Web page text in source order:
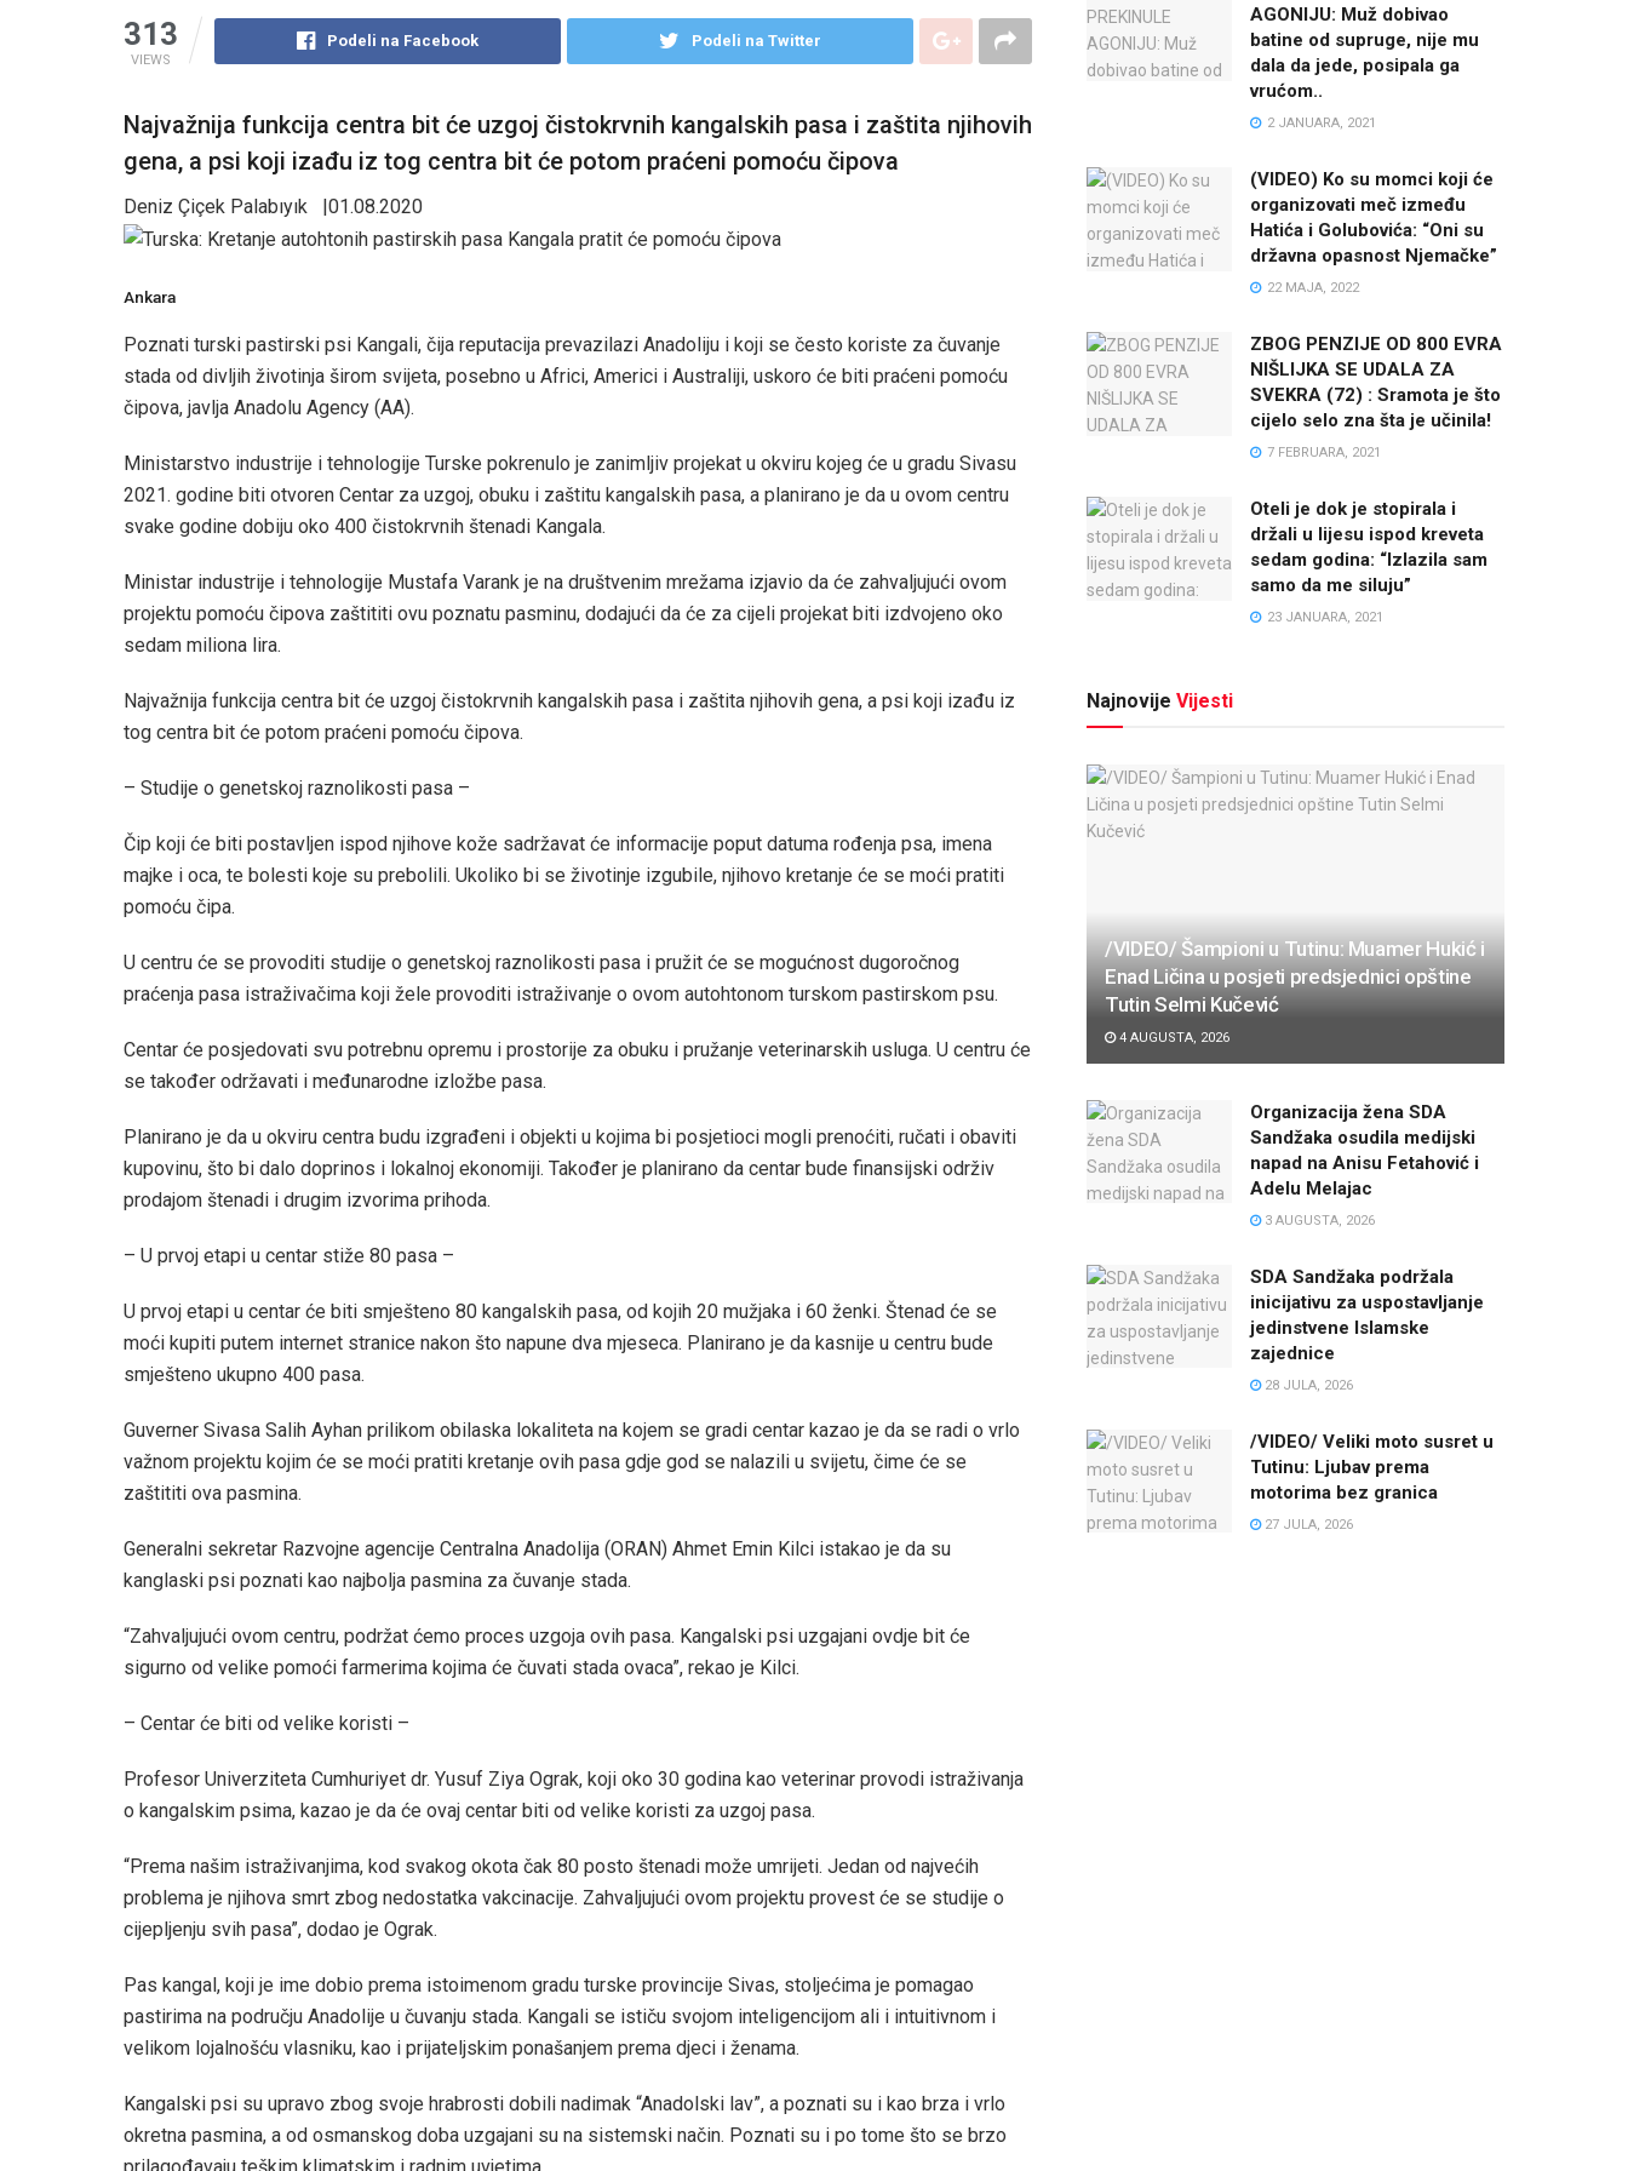
313
VIEWS
Podeli na Facebook Podeli na Twitter
Najvažnija funkcija centra bit će uzgoj čistokrvnih kangalskih pasa i zaštita njihovih
gena, a psi koji izađu iz tog centra bit će potom praćeni pomoću čipova
Deniz Çiçek Palabıyık |01.08.2020
Ankara
Poznati turski pastirski psi Kangali, čija reputacija prevazilazi Anadoliju i koji se često koriste za čuvanje
stada od divljih životinja širom svijeta, posebno u Africi, Americi i Australiji, uskoro će biti praćeni pomoću
čipova, javlja Anadolu Agency (AA).
Ministarstvo industrije i tehnologije Turske pokrenulo je zanimljiv projekat u okviru kojeg će u gradu Sivasu
2021. godine biti otvoren Centar za uzgoj, obuku i zaštitu kangalskih pasa, a planirano je da u ovom centru
svake godine dobiju oko 400 čistokrvnih štenadi Kangala.
Ministar industrije i tehnologije Mustafa Varank je na društvenim mrežama izjavio da će zahvaljujući ovom
projektu pomoću čipova zaštititi ovu poznatu pasminu, dodajući da će za cijeli projekat biti izdvojeno oko
sedam miliona lira.
Najvažnija funkcija centra bit će uzgoj čistokrvnih kangalskih pasa i zaštita njihovih gena, a psi koji izađu iz
tog centra bit će potom praćeni pomoću čipova.
– Studije o genetskoj raznolikosti pasa –
Čip koji će biti postavljen ispod njihove kože sadržavat će informacije poput datuma rođenja psa, imena
majke i oca, te bolesti koje su prebolili. Ukoliko bi se životinje izgubile, njihovo kretanje će se moći pratiti
pomoću čipa.
U centru će se provoditi studije o genetskoj raznolikosti pasa i pružit će se mogućnost dugoročnog
praćenja pasa istraživačima koji žele provoditi istraživanje o ovom autohtonom turskom pastirskom psu.
Centar će posjedovati svu potrebnu opremu i prostorije za obuku i pružanje veterinarskih usluga. U centru će
se također održavati i međunarodne izložbe pasa.
Planirano je da u okviru centra budu izgrađeni i objekti u kojima bi posjetioci mogli prenoćiti, ručati i obaviti
kupovinu, što bi dalo doprinos i lokalnoj ekonomiji. Također je planirano da centar bude finansijski održiv
prodajom štenadi i drugim izvorima prihoda.
– U prvoj etapi u centar stiže 80 pasa –
U prvoj etapi u centar će biti smješteno 80 kangalskih pasa, od kojih 20 mužjaka i 60 ženki. Štenad će se
moći kupiti putem internet stranice nakon što napune dva mjeseca. Planirano je da kasnije u centru bude
smješteno ukupno 400 pasa.
Guverner Sivasa Salih Ayhan prilikom obilaska lokaliteta na kojem se gradi centar kazao je da se radi o vrlo
važnom projektu kojim će se moći pratiti kretanje ovih pasa gdje god se nalazili u svijetu, čime će se
zaštititi ova pasmina.
Generalni sekretar Razvojne agencije Centralna Anadolija (ORAN) Ahmet Emin Kilci istakao je da su
kanglaski psi poznati kao najbolja pasmina za čuvanje stada.
“Zahvaljujući ovom centru, podržat ćemo proces uzgoja ovih pasa. Kangalski psi uzgajani ovdje bit će
sigurno od velike pomoći farmerima kojima će čuvati stada ovaca”, rekao je Kilci.
– Centar će biti od velike koristi –
Profesor Univerziteta Cumhuriyet dr. Yusuf Ziya Ograk, koji oko 30 godina kao veterinar provodi istraživanja
o kangalskim psima, kazao je da će ovaj centar biti od velike koristi za uzgoj pasa.
“Prema našim istraživanjima, kod svakog okota čak 80 posto štenadi može umrijeti. Jedan od najvećih
problema je njihova smrt zbog nedostatka vakcinacije. Zahvaljujući ovom projektu provest će se studije o
cijepljenju svih pasa”, dodao je Ograk.
Pas kangal, koji je ime dobio prema istoimenom gradu turske provincije Sivas, stoljećima je pomagao
pastirima na području Anadolije u čuvanju stada. Kangali se ističu svojom inteligencijom ali i intuitivnom i
velikom lojalnošću vlasniku, kao i prijateljskim ponašanjem prema djeci i ženama.
Kangalski psi su upravo zbog svoje hrabrosti dobili nadimak “Anadolski lav”, a poznati su i kao brza i vrlo
okretna pasmina, a od osmanskog doba uzgajani su na sistemski način. Poznati su i po tome što se brzo
AGONIJU: Muž dobivao
batine od supruge, nije mu
dala da jede, posipala ga
vrućom..
2 JANUARA, 2021
(VIDEO) Ko su momci koji će
organizovati meč između
Hatića i Golubovića: “Oni su
državna opasnost Njemačke”
22 MAJA, 2022
ZBOG PENZIJE OD 800 EVRA
NIŠLIJKA SE UDALA ZA
SVEKRA (72) : Sramota je što
cijelo selo zna šta je učinila!
7 FEBRUARA, 2021
Oteli je dok je stopirala i
držali u lijesu ispod kreveta
sedam godina: “Izlazila sam
samo da me siluju”
23 JANUARA, 2021
Najnovije Vijesti
/VIDEO/ Šampioni u Tutinu: Muamer Hukić i
Enad Ličina u posjeti predsjednici opštine
Tutin Selmi Kučević
4 AUGUSTA, 2026
Organizacija žena SDA
Sandžaka osudila medijski
napad na Anisu Fetahović i
Adelu Melajac
3 AUGUSTA, 2026
SDA Sandžaka podržala
inicijativu za uspostavljanje
jedinstvene Islamske
zajednice
28 JULA, 2026
/VIDEO/ Veliki moto susret u
Tutinu: Ljubav prema
motorima bez granica
27 JULA, 2026